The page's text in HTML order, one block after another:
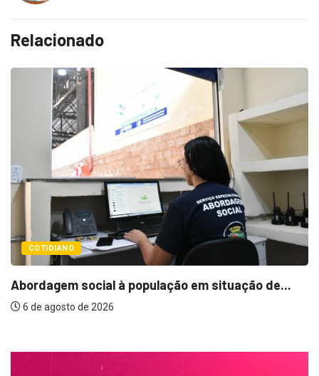
Relacionado
à população em situação de...
COTIDIANO
Cemitérios
6 de agosto de